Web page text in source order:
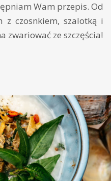
Wam przepis. Od
z czosnkiem, szalotką i
zwariować ze szczęścia!